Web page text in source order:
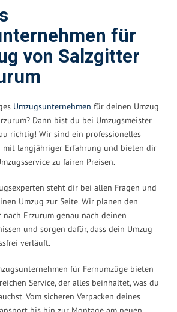
für
von Salzgitter
Umzugsunternehmen für deinen Umzug
Dann bist du bei Umzugsmeister
richtig! Wir sind ein professionelles
mit langjähriger Erfahrung und bieten dir
zu fairen Preisen.
steht dir bei allen Fragen und
Umzug zur Seite. Wir planen den
Erzurum genau nach deinen
und sorgen dafür, dass dein Umzug
verläuft.
für Fernumzüge bieten
Service, der alles beinhaltet, was du
Vom sicheren Verpacken deines